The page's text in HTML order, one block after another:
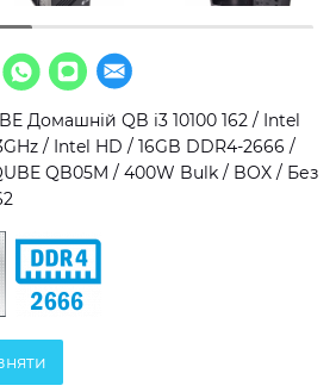
Тип накопичувача
SSD
HDD
SSD + HDD
CPU
NVME
Домашній QB i3 10100 162 / Intel
/ Intel HD / 16GB DDR4-2666 /
QB05M / 400W Bulk / BOX / Без